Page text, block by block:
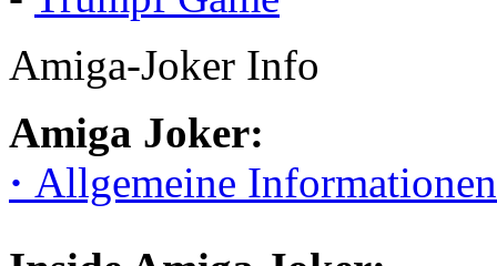
Amiga-Joker Info
Amiga Joker:
· Allgemeine Informationen